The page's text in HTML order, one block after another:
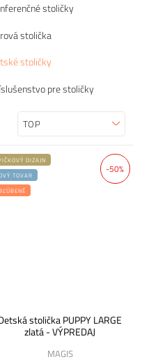
stoličky
stolička
stoličky
pre stoličky
Zoradiť
-50%
DIZAJN
TOVAR
stolička PUPPY LARGE
zlatá - VÝPREDAJ
MAGIS